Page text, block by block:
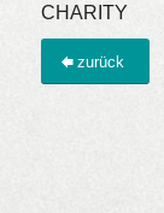
CHARITY
zurück